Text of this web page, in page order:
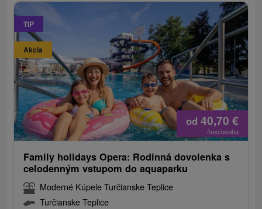
TIP
Akcia
od 40,70 €
/noc/osoba
Family holidays Opera: Rodinná dovolenka s
celodenným vstupom do aquaparku
Moderné Kúpele Turčianske Teplice
Turčianske Teplice